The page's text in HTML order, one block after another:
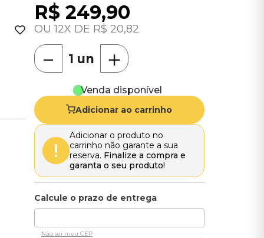
R$ 249,90
12 R$ 20,82
＋
－
Venda disponível
Adicionar ao carrinho
Adicionar o produto no
carrinho não garante a sua
reserva. Finalize a compra e
garanta o seu produto!
Não sei meu CEP